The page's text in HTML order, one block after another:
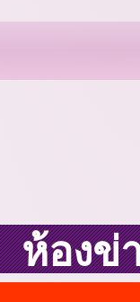
ห้องข่